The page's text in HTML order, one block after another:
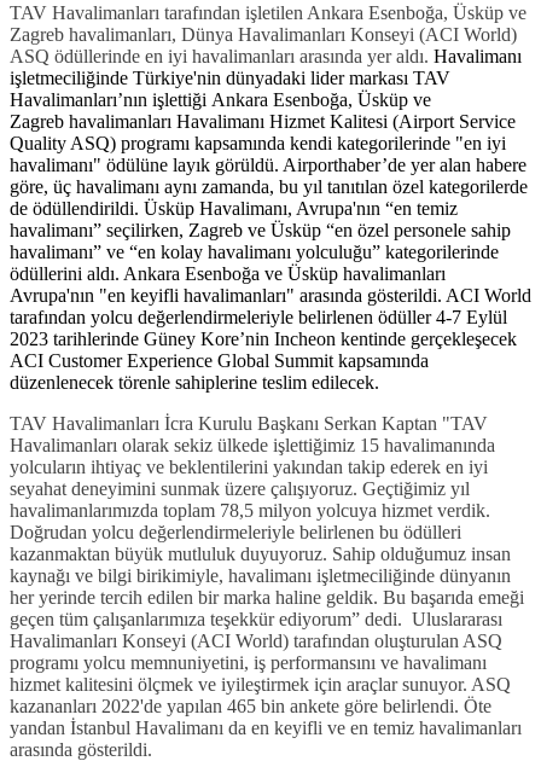
TAV Havalimanları tarafından işletilen Ankara Esenboğa, Üsküp ve
Zagreb havalimanları, Dünya Havalimanları Konseyi (ACI World)
ASQ ödüllerinde en iyi havalimanları arasında yer aldı. Havalimanı
işletmeciliğinde Türkiye'nin dünyadaki lider markası TAV
Havalimanları’nın işlettiği Ankara Esenboğa, Üsküp ve
Zagreb havalimanları Havalimanı Hizmet Kalitesi (Airport Service
Quality ASQ) programı kapsamında kendi kategorilerinde "en iyi
havalimanı" ödülüne layık görüldü. Airporthaber’de yer alan habere
göre, üç havalimanı aynı zamanda, bu yıl tanıtılan özel kategorilerde
de ödüllendirildi. Üsküp Havalimanı, Avrupa'nın “en temiz
havalimanı” seçilirken, Zagreb ve Üsküp “en özel personele sahip
havalimanı” ve “en kolay havalimanı yolculuğu” kategorilerinde
ödüllerini aldı. Ankara Esenboğa ve Üsküp havalimanları
Avrupa'nın "en keyifli havalimanları" arasında gösterildi. ACI World
tarafından yolcu değerlendirmeleriyle belirlenen ödüller 4-7 Eylül
2023 tarihlerinde Güney Kore’nin Incheon kentinde gerçekleşecek
ACI Customer Experience Global Summit kapsamında
düzenlenecek törenle sahiplerine teslim edilecek.
TAV Havalimanları İcra Kurulu Başkanı Serkan Kaptan "TAV
Havalimanları olarak sekiz ülkede işlettiğimiz 15 havalimanında
yolcuların ihtiyaç ve beklentilerini yakından takip ederek en iyi
seyahat deneyimini sunmak üzere çalışıyoruz. Geçtiğimiz yıl
havalimanlarımızda toplam 78,5 milyon yolcuya hizmet verdik.
Doğrudan yolcu değerlendirmeleriyle belirlenen bu ödülleri
kazanmaktan büyük mutluluk duyuyoruz. Sahip olduğumuz insan
kaynağı ve bilgi birikimiyle, havalimanı işletmeciliğinde dünyanın
her yerinde tercih edilen bir marka haline geldik. Bu başarıda emeği
geçen tüm çalışanlarımıza teşekkür ediyorum” dedi. Uluslararası
Havalimanları Konseyi (ACI World) tarafından oluşturulan ASQ
programı yolcu memnuniyetini, iş performansını ve havalimanı
hizmet kalitesini ölçmek ve iyileştirmek için araçlar sunuyor. ASQ
kazananları 2022'de yapılan 465 bin ankete göre belirlendi. Öte
yandan İstanbul Havalimanı da en keyifli ve en temiz havalimanları
arasında gösterildi.